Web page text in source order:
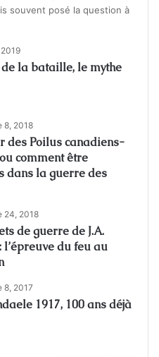
souvent posé la question à
la bataille, le mythe
8, 2018
des Poilus canadiens-
comment être
dans la guerre des
24, 2018
de guerre de J.A.
l’épreuve du feu au
8, 2017
1917, 100 ans déjà